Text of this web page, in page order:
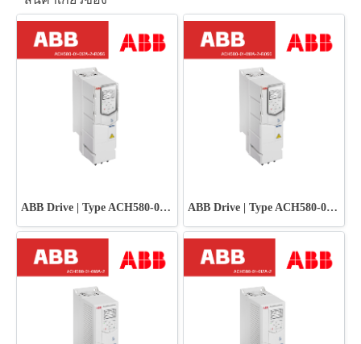
ABB Drive | Type ACH580-01-012A-2+B056 ABB Drive | Type ACH580-01-018A-2+B056